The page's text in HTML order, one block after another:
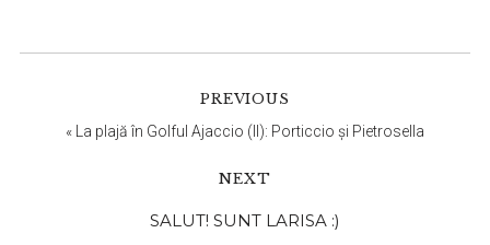
PREVIOUS
« La plajă în Golful Ajaccio (II): Porticcio și Pietrosella
NEXT
SALUT! SUNT LARISA :)